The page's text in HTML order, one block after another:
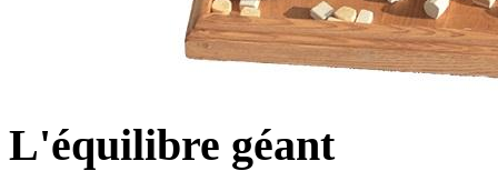
L'équilibre géant